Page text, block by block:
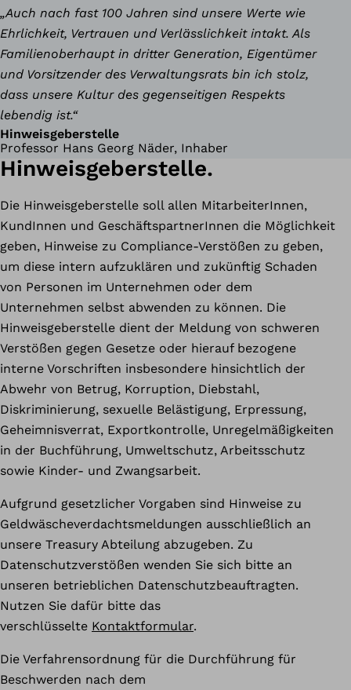
„Auch nach fast 100 Jahren sind unsere Werte wie
Ehrlichkeit, Vertrauen und Verlässlichkeit intakt. Als
Familienoberhaupt in dritter Generation, Eigentümer
und Vorsitzender des Verwaltungsrats bin ich stolz,
dass unsere Kultur des gegenseitigen Respekts
lebendig ist.“
Professor Hans Georg Näder, Inhaber
Hinweisgeberstelle
Hinweisgeberstelle.
Die Hinweisgeberstelle soll allen MitarbeiterInnen,
KundInnen und GeschäftspartnerInnen die Möglichkeit
geben, Hinweise zu Compliance-Verstößen zu geben,
um diese intern aufzuklären und zukünftig Schaden
von Personen im Unternehmen oder dem
Unternehmen selbst abwenden zu können. Die
Hinweisgeberstelle dient der Meldung von schweren
Verstößen gegen Gesetze oder hierauf bezogene
interne Vorschriften insbesondere hinsichtlich der
Abwehr von Betrug, Korruption, Diebstahl,
Diskriminierung, sexuelle Belästigung, Erpressung,
Geheimnisverrat, Exportkontrolle, Unregelmäßigkeiten
in der Buchführung, Umweltschutz, Arbeitsschutz
sowie Kinder- und Zwangsarbeit.
Aufgrund gesetzlicher Vorgaben sind Hinweise zu
Geldwäscheverdachtsmeldungen ausschließlich an
unsere Treasury Abteilung abzugeben. Zu
Datenschutzverstößen wenden Sie sich bitte an
unseren betrieblichen Datenschutzbeauftragten.
Nutzen Sie dafür bitte das
verschlüsselte Kontaktformular.
Die Verfahrensordnung für die Durchführung für
Beschwerden nach dem